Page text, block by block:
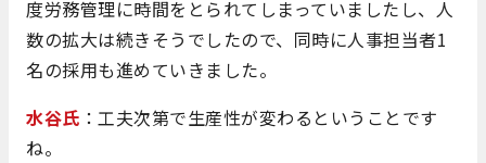
度労務管理に時間をとられてしまっていましたし、人
数の拡大は続きそうでしたので、同時に人事担当者1
名の採用も進めていきました。
水谷氏 ：工夫次第で生産性が変わるということです
ね。